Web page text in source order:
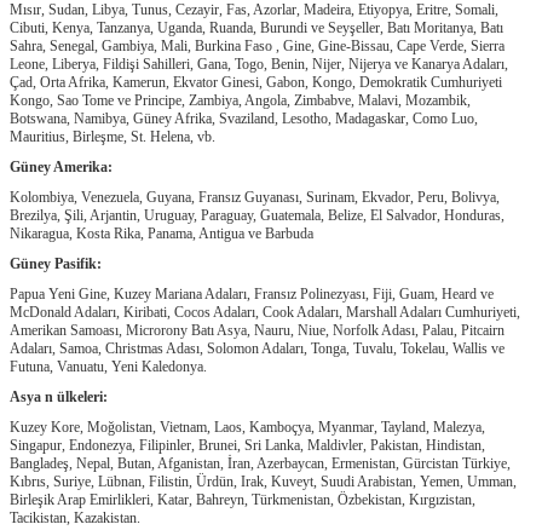
Mısır, Sudan, Libya, Tunus, Cezayir, Fas, Azorlar, Madeira, Etiyopya, Eritre, Somali,
Cibuti, Kenya, Tanzanya, Uganda, Ruanda, Burundi ve Seyşeller, Batı Moritanya, Batı
Sahra, Senegal, Gambiya, Mali, Burkina Faso , Gine, Gine-Bissau, Cape Verde, Sierra
Leone, Liberya, Fildişi Sahilleri, Gana, Togo, Benin, Nijer, Nijerya ve Kanarya Adaları,
Çad, Orta Afrika, Kamerun, Ekvator Ginesi, Gabon, Kongo, Demokratik Cumhuriyeti
Kongo, Sao Tome ve Principe, Zambiya, Angola, Zimbabve, Malavi, Mozambik,
Botswana, Namibya, Güney Afrika, Svaziland, Lesotho, Madagaskar, Como Luo,
Mauritius, Birleşme, St. Helena, vb.
Güney Amerika:
Kolombiya, Venezuela, Guyana, Fransız Guyanası, Surinam, Ekvador, Peru, Bolivya,
Brezilya, Şili, Arjantin, Uruguay, Paraguay, Guatemala, Belize, El Salvador, Honduras,
Nikaragua, Kosta Rika, Panama, Antigua ve Barbuda
Güney Pasifik:
Papua Yeni Gine, Kuzey Mariana Adaları, Fransız Polinezyası, Fiji, Guam, Heard ve
McDonald Adaları, Kiribati, Cocos Adaları, Cook Adaları, Marshall Adaları Cumhuriyeti,
Amerikan Samoası, Microrony Batı Asya, Nauru, Niue, Norfolk Adası, Palau, Pitcairn
Adaları, Samoa, Christmas Adası, Solomon Adaları, Tonga, Tuvalu, Tokelau, Wallis ve
Futuna, Vanuatu, Yeni Kaledonya.
Asya n ülkeleri:
Kuzey Kore, Moğolistan, Vietnam, Laos, Kamboçya, Myanmar, Tayland, Malezya,
Singapur, Endonezya, Filipinler, Brunei, Sri Lanka, Maldivler, Pakistan, Hindistan,
Bangladeş, Nepal, Butan, Afganistan, İran, Azerbaycan, Ermenistan, Gürcistan Türkiye,
Kıbrıs, Suriye, Lübnan, Filistin, Ürdün, Irak, Kuveyt, Suudi Arabistan, Yemen, Umman,
Birleşik Arap Emirlikleri, Katar, Bahreyn, Türkmenistan, Özbekistan, Kırgızistan,
Tacikistan, Kazakistan.